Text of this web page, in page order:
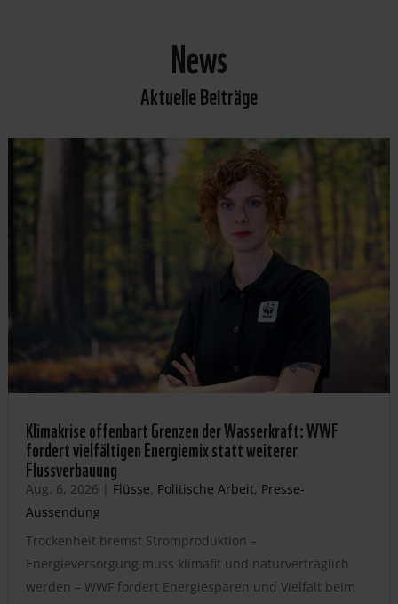
News
Aktuelle Beiträge
Klimakrise offenbart Grenzen der Wasserkraft: WWF
fordert vielfältigen Energiemix statt weiterer
Flussverbauung
Aug. 6, 2026 | Flüsse, Politische Arbeit, Presse-
Aussendung
Trockenheit bremst Stromproduktion –
Energieversorgung muss klimafit und naturverträglich
werden – WWF fordert Energiesparen und Vielfalt beim